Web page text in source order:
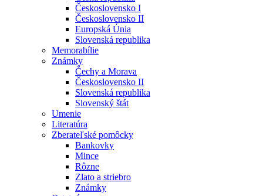
Československo I
Československo II
Europská Únia
Slovenská republika
Memorabílie
Známky
Čechy a Morava
Československo II
Slovenská republika
Slovenský štát
Umenie
Literatúra
Zberateľské pomôcky
Bankovky
Mince
Rôzne
Zlato a striebro
Známky